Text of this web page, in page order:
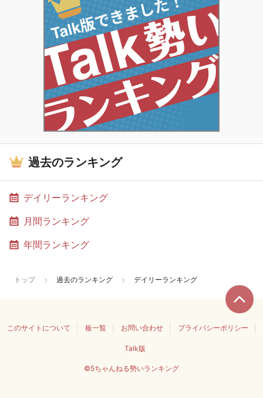
過去のランキング
デイリーランキング
月間ランキング
年間ランキング
トップ 過去のランキング デイリーランキング
このサイトについて 板一覧 お問い合わせ プライバシーポリシー
Talk版
©5ちゃんねる勢いランキング